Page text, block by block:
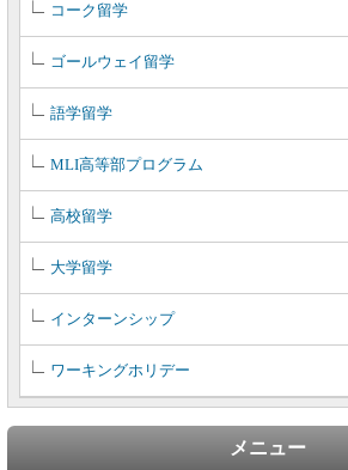
コーク留学
ゴールウェイ留学
語学留学
MLI高等部プログラム
高校留学
大学留学
インターンシップ
ワーキングホリデー
メニュー